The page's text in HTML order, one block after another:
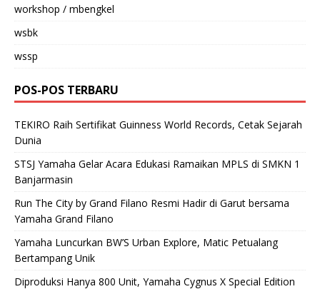
workshop / mbengkel
wsbk
wssp
POS-POS TERBARU
TEKIRO Raih Sertifikat Guinness World Records, Cetak Sejarah
Dunia
STSJ Yamaha Gelar Acara Edukasi Ramaikan MPLS di SMKN 1
Banjarmasin
Run The City by Grand Filano Resmi Hadir di Garut bersama
Yamaha Grand Filano
Yamaha Luncurkan BW’S Urban Explore, Matic Petualang
Bertampang Unik
Diproduksi Hanya 800 Unit, Yamaha Cygnus X Special Edition